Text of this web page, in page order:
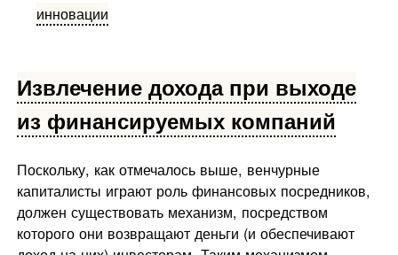
инновации
Извлечение дохода при выходе
из финансируемых компаний
Поскольку, как отмечалось выше, венчурные
капиталисты играют роль финансовых посредников,
должен существовать механизм, посредством
которого они возвращают деньги (и обеспечивают